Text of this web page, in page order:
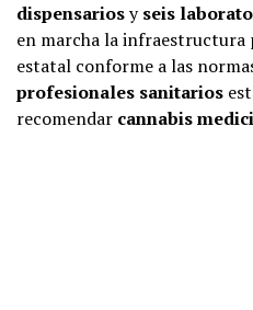
dispensariosyseis
en marcha la infraestructura
estatal conforme a las
profesionales sanitarios
recomendar cannabis